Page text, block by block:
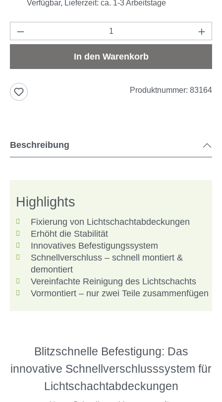
Verfügbar, Lieferzeit: ca. 1-3 Arbeitstage
Produkt Anzahl: Gib den gewünschten
In den Warenkorb
Produktnummer: 83164
Beschreibung
Highlights
Fixierung von Lichtschachtabdeckungen
Erhöht die Stabilität
Innovatives Befestigungssystem
Schnellverschluss – schnell montiert &
demontiert
Vereinfachte Reinigung des Lichtschachts
Vormontiert – nur zwei Teile zusammenfügen
Blitzschnelle Befestigung: Das
innovative Schnellverschlusssystem für
Lichtschachtabdeckungen